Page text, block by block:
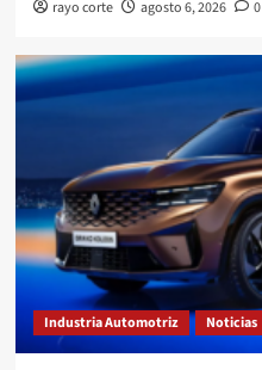
rayo corte agosto 6, 2026 0
Industria Automotriz Noticias